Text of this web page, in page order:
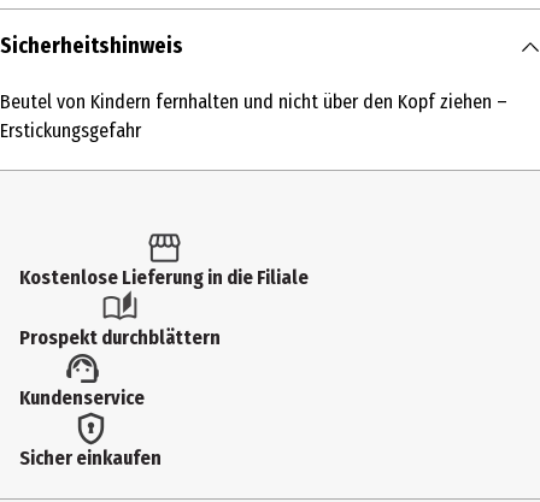
Inhalt
Produkttyp
Durchmesser
Fassungsvermögen
5 l
Sicherheitshinweis
Beutel von Kindern fernhalten und nicht über den Kopf ziehen –
Erstickungsgefahr
Kostenlose Lieferung in die Filiale
Prospekt durchblättern
Kundenservice
Sicher einkaufen